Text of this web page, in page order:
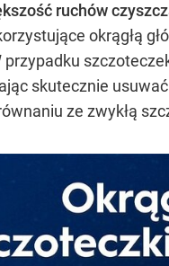
ruchów
okrągłą
skutecznie
ze zwykłą